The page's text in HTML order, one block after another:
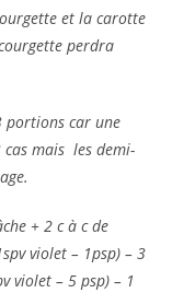
et la carotte
perdra
portions car une
mais les demi-
+ 2 c à c de
violet – 1psp) – 3
violet – 5 psp) – 1